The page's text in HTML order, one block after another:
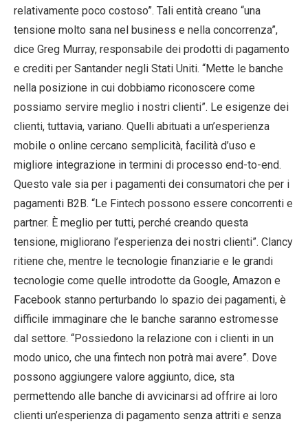
relativamente poco costoso”. Tali entità creano “una
tensione molto sana nel business e nella concorrenza”,
dice Greg Murray, responsabile dei prodotti di pagamento
e crediti per Santander negli Stati Uniti. “Mette le banche
nella posizione in cui dobbiamo riconoscere come
possiamo servire meglio i nostri clienti”. Le esigenze dei
clienti, tuttavia, variano. Quelli abituati a un’esperienza
mobile o online cercano semplicità, facilità d’uso e
migliore integrazione in termini di processo end-to-end.
Questo vale sia per i pagamenti dei consumatori che per i
pagamenti B2B. “Le Fintech possono essere concorrenti e
partner. È meglio per tutti, perché creando questa
tensione, migliorano l’esperienza dei nostri clienti”. Clancy
ritiene che, mentre le tecnologie finanziarie e le grandi
tecnologie come quelle introdotte da Google, Amazon e
Facebook stanno perturbando lo spazio dei pagamenti, è
difficile immaginare che le banche saranno estromesse
dal settore. “Possiedono la relazione con i clienti in un
modo unico, che una fintech non potrà mai avere”. Dove
possono aggiungere valore aggiunto, dice, sta
permettendo alle banche di avvicinarsi ad offrire ai loro
clienti un’esperienza di pagamento senza attriti e senza